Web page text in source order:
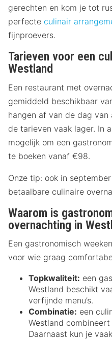
gerechten en kom je tot
perfecte culinair
fijnproevers.
Tarieven voor een
Westland
Een restaurant met
gemiddeld beschikbaar
hangen af van de dag van
de tarieven vaak lager. In
mogelijk om een
te boeken vanaf €98.
Onze tip: ook in
betaalbare culinaire
Waarom is
overnachting in
Een gastronomisch
voor wie graag
Topkwaliteit: een
Westland beschikt
verfijnde menu’s.
Combinatie: een
Westland
Daarnaast kun je